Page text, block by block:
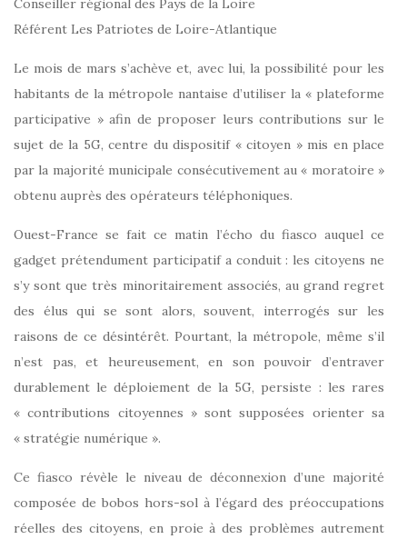
Conseiller régional des Pays de la Loire
Référent Les Patriotes de Loire-Atlantique
Le mois de mars s’achève et, avec lui, la possibilité pour les
habitants de la métropole nantaise d’utiliser la « plateforme
participative » afin de proposer leurs contributions sur le
sujet de la 5G, centre du dispositif « citoyen » mis en place
par la majorité municipale consécutivement au « moratoire »
obtenu auprès des opérateurs téléphoniques.
Ouest-France se fait ce matin l’écho du fiasco auquel ce
gadget prétendument participatif a conduit : les citoyens ne
s’y sont que très minoritairement associés, au grand regret
des élus qui se sont alors, souvent, interrogés sur les
raisons de ce désintérêt. Pourtant, la métropole, même s’il
n’est pas, et heureusement, en son pouvoir d’entraver
durablement le déploiement de la 5G, persiste : les rares
« contributions citoyennes » sont supposées orienter sa
« stratégie numérique ».
Ce fiasco révèle le niveau de déconnexion d’une majorité
composée de bobos hors-sol à l’égard des préoccupations
réelles des citoyens, en proie à des problèmes autrement